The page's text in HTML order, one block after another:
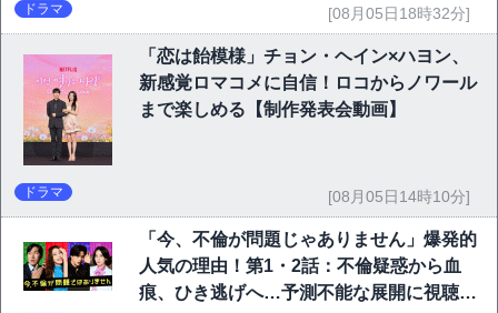
ドラマ [08月05日18時32分]
「恋は飴模様」チョン・ヘイン×ハヨン、
新感覚ロマコメに自信！ロコからノワール
まで楽しめる【制作発表会動画】
ドラマ [08月05日14時10分]
「今、不倫が問題じゃありません」爆発的
人気の理由！第1・2話：不倫疑惑から血
痕、ひき逃げへ…予測不能な展開に視聴者